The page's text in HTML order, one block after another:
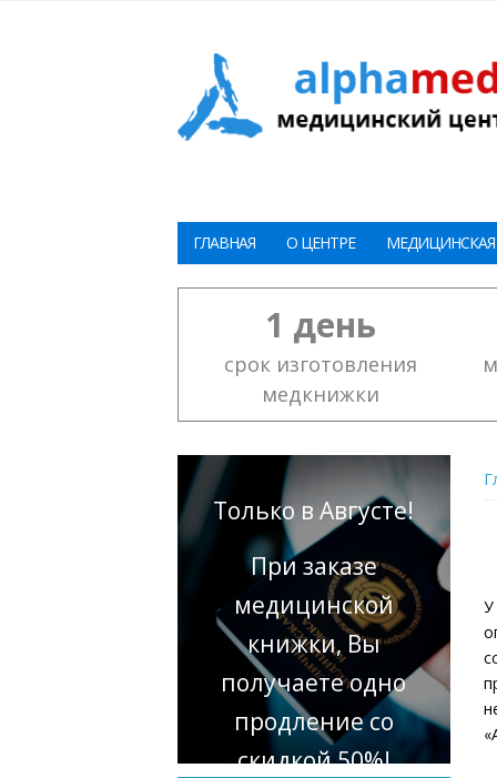
ГЛАВНАЯ О ЦЕНТРЕ
1 день
срок изготовления
медкнижки
Только в Августе!
При заказе
медицинской
книжки, Вы
получаете одно
продление со
скидкой 50%!